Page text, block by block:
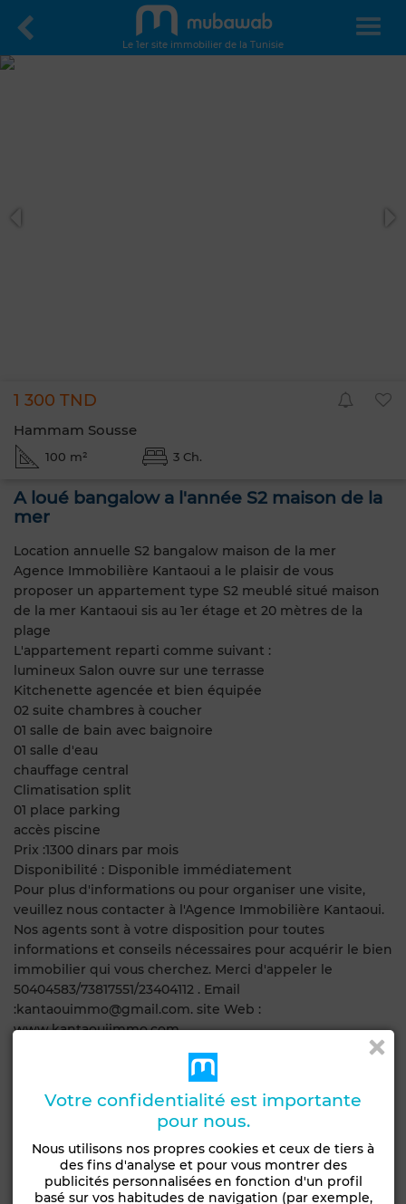
Le 1er site immobilier de la Tunisie
1 300 TND
Hammam Sousse
100 m² 3 Ch.
A loué bangalow a l'année S2 maison de la
mer
Location annuelle S2 bangalow maison de la mer
Agence Immobilière Kantaoui a le plaisir de vous
proposer un appartement type S2 meublé situé maison
de la mer Kantaoui sis au 1er étage et 20 mètres de la
plage
L'appartement reparti comme suivant :
lumineux Salon ouvre sur une terrasse
Kitchenette agencée et bien équipée
02 suite chambres à coucher
01 salle de bain avec baignoire
01 salle d'eau
chauffage central
Climatisation split
01 place parking
accès piscine
Prix :1300 dinars par mois
Disponibilité : Disponible immédiatement
Pour plus d'informations ou pour organiser une visite,
veuillez nous contacter à l'Agence Immobilière Kantaoui.
Nos agents sont à votre disposition pour toutes
informations et conseils nécessaires pour acquérir le bien
immobilier qui vous cherchez. Merci d'appeler le
50404583/73817551/23404112 . Email
:kantaouimmo@gmail.com. site Web :
www.kantaouiimmo.com
l'adresse de notre agence est: avenue 14 janvier sur la
route principale à coté de l’hôtel Hana palace prés du
#locationannuelle #studio #jamaishabité #hautstanding
#hammamsousse #sousse #tunisie #kantaoui #vente
Référence du bien: Ref2527a
Caractéristiques générales
Votre confidentialité est importante
pour nous.
Nous utilisons nos propres cookies et ceux de tiers à
des fins d'analyse et pour vous montrer des
publicités personnalisées en fonction d'un profil
basé sur vos habitudes de navigation (par exemple,